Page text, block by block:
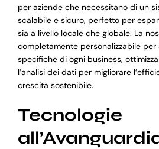
per aziende che necessitano di un
scalabile e sicuro, perfetto per
sia a livello locale che globale. La
completamente personalizzabile
specifiche di ogni business,
l’analisi dei dati per migliorare
crescita sostenibile.
Tecnologie